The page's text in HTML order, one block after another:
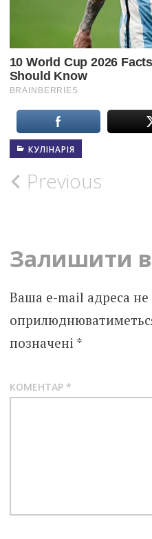
КУЛІНАРІЯ
Post
Previous
Залишити
Ваша e-mail адреса не
позначені *
КОМЕНТАР *